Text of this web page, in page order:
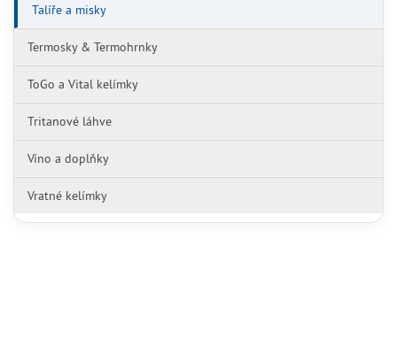
Talíře a misky
Termosky & Termohrnky
ToGo a Vital kelímky
Tritanové láhve
Víno a doplňky
Vratné kelímky